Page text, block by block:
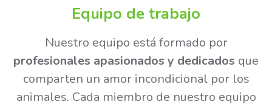
Equipo de trabajo
Nuestro equipo está formado por
profesionales apasionados y dedicados que
comparten un amor incondicional por los
animales. Cada miembro de nuestro equipo